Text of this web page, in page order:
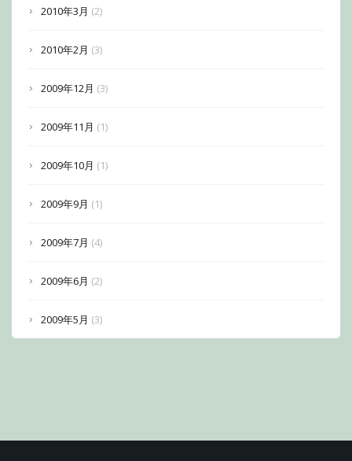
2010年3月 (2)
2010年2月 (3)
2009年12月 (3)
2009年11月 (1)
2009年10月 (1)
2009年9月 (1)
2009年7月 (4)
2009年6月 (2)
2009年5月 (3)